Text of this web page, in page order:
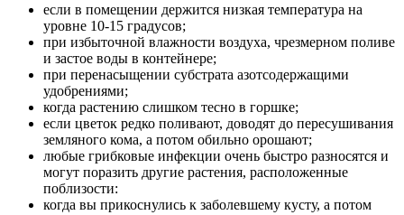
если в помещении держится низкая температура на
уровне 10-15 градусов;
при избыточной влажности воздуха, чрезмерном поливе
и застое воды в контейнере;
при перенасыщении субстрата азотсодержащими
удобрениями;
когда растению слишком тесно в горшке;
если цветок редко поливают, доводят до пересушивания
земляного кома, а потом обильно орошают;
любые грибковые инфекции очень быстро разносятся и
могут поразить другие растения, расположенные
поблизости:
когда вы прикоснулись к заболевшему кусту, а потом